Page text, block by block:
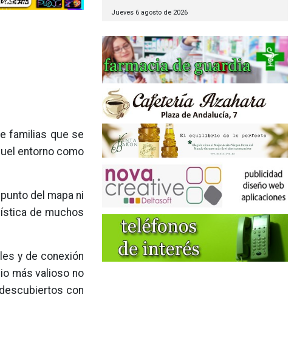
familias que se
entorno como
del mapa ni
de muchos
y de conexión
más valioso no
con
Jueves 6 agosto de 2026